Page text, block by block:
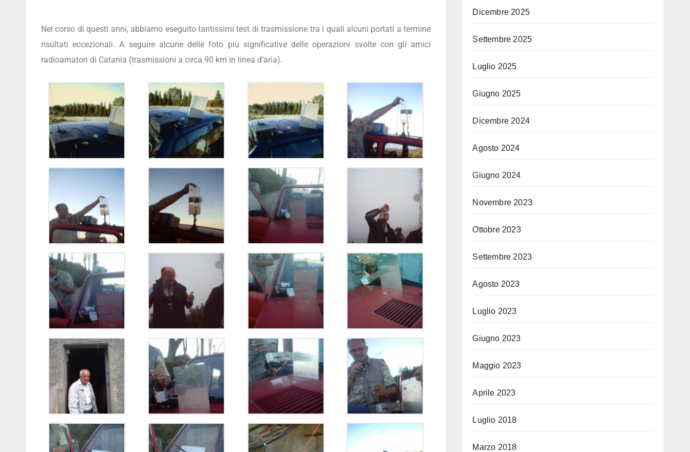
Nel corso di questi anni, abbiamo eseguito tantissimi test di trasmissione tra i quali alcuni portati a termine
risultati eccezionali. A seguire alcune delle foto più significative delle operazioni svolte con gli amici
radioamatori di Catania (trasmissioni a circa 90 km in linea d’aria).
Dicembre 2025
Settembre 2025
Luglio 2025
Giugno 2025
Dicembre 2024
Agosto 2024
Giugno 2024
Novembre 2023
Ottobre 2023
Settembre 2023
Agosto 2023
Luglio 2023
Giugno 2023
Maggio 2023
Aprile 2023
Luglio 2018
Marzo 2018